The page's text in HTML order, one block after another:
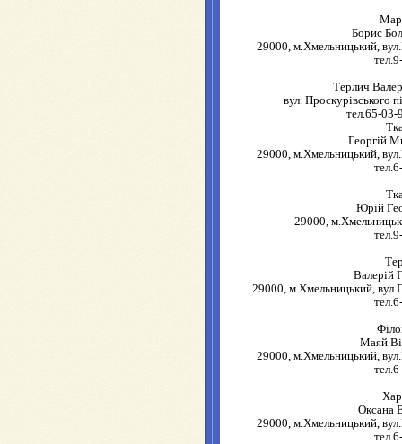
Борис
29000, м.Хмельницький,
Терлич
вул. Проскурівського
тел.65-03-
Георгій
29000, м.Хмельницький,
Юрій
29000,
Валерій
29000, м.Хмельницький,
Маяй
29000, м.Хмельницький,
Оксана
29000, м.Хмельницький,